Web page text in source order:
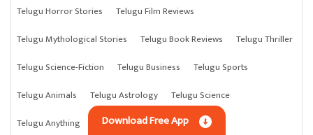
Telugu Horror Stories
Telugu Film Reviews
Telugu Mythological Stories
Telugu Book Reviews
Telugu Thriller
Telugu Science-Fiction
Telugu Business
Telugu Sports
Telugu Animals
Telugu Astrology
Telugu Science
Telugu Anything
Telugu Crime Stories
Download Free App